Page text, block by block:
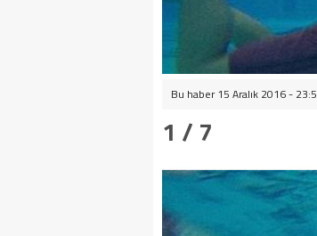
Bu haber 15 Aralık 2016 -
1 / 7